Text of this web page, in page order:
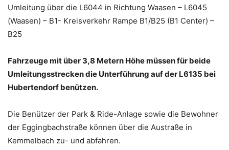
Umleitung über die L6044 in Richtung Waasen – L6045
(Waasen) – B1- Kreisverkehr Rampe B1/B25 (B1 Center) –
B25
Fahrzeuge mit über 3,8 Metern Höhe müssen für beide
Umleitungsstrecken die Unterführung auf der L6135 bei
Hubertendorf benützen.
Die Benützer der Park & Ride-Anlage sowie die Bewohner
der Eggingbachstraße können über die Austraße in
Kemmelbach zu- und abfahren.